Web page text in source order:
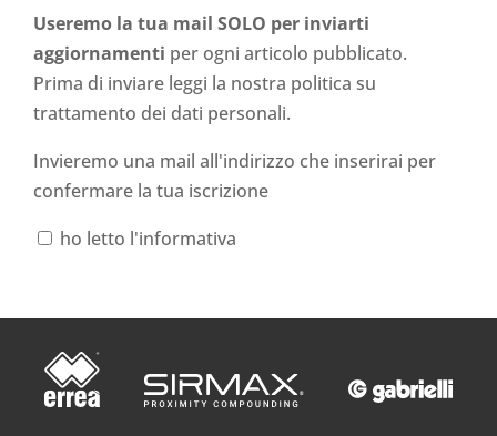
Useremo la tua mail SOLO per inviarti
aggiornamenti per ogni articolo pubblicato.
Prima di inviare leggi la nostra politica su
trattamento dei dati personali.
Invieremo una mail all'indirizzo che inserirai per
confermare la tua iscrizione
ho letto l'informativa